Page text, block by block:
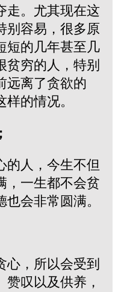
走。尤其现在这
别容易，很多原
短的几年甚至几
贫穷的人，特别
远离了贪欲的
的情况。
的人，今生不但
，一生都不会贫
会非常圆满。
心，所以会受到
赞叹以及供养，